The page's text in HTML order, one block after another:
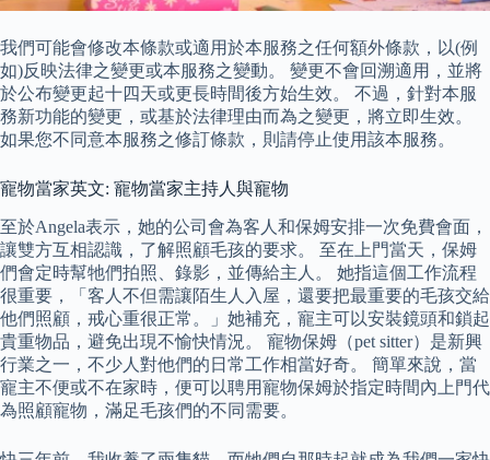
我們可能會修改本條款或適用於本服務之任何額外條款，以(例
如)反映法律之變更或本服務之變動。 變更不會回溯適用，並將
於公布變更起十四天或更長時間後方始生效。 不過，針對本服
務新功能的變更，或基於法律理由而為之變更，將立即生效。
如果您不同意本服務之修訂條款，則請停止使用該本服務。
寵物當家英文: 寵物當家主持人與寵物
至於Angela表示，她的公司會為客人和保姆安排一次免費會面，
讓雙方互相認識，了解照顧毛孩的要求。 至在上門當天，保姆
們會定時幫牠們拍照、錄影，並傳給主人。 她指這個工作流程
很重要，「客人不但需讓陌生人入屋，還要把最重要的毛孩交給
他們照顧，戒心重很正常。」她補充，寵主可以安裝鏡頭和鎖起
貴重物品，避免出現不愉快情況。 寵物保姆（pet sitter）是新興
行業之一，不少人對他們的日常工作相當好奇。 簡單來說，當
寵主不便或不在家時，便可以聘用寵物保姆於指定時間內上門代
為照顧寵物，滿足毛孩們的不同需要。